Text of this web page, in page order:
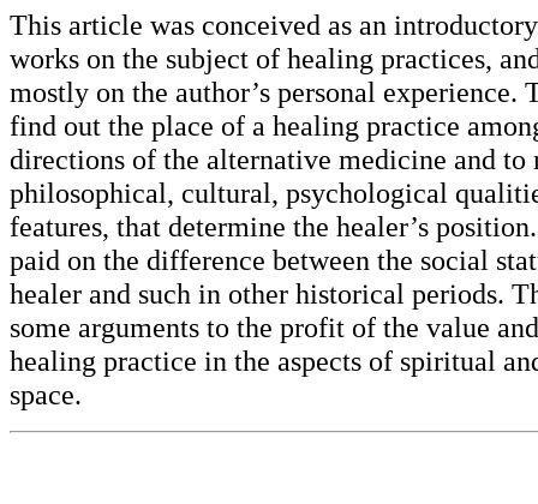
This article was conceived as an
works on the subject of healing practices,
mostly on the author’s personal experience.
find out the place of a healing practice
directions of the alternative medicine and to
philosophical, cultural, psychological
features, that determine the healer’s
paid on the difference between the social
healer and such in other historical periods.
some arguments to the profit of the value
healing practice in the aspects of spiritual
space.